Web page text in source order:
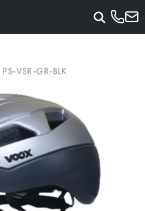
PS-VSR-GR-BLK